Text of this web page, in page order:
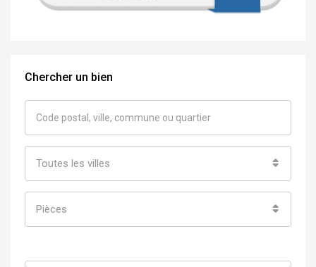
Chercher un bien
Toutes les villes
Pièces